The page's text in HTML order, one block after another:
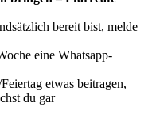
bereit bist, melde
eine Whatsapp-
etwas beitragen,
du gar